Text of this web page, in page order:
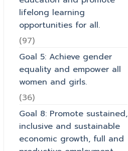
lifelong learning
opportunities for all.
(97)
Goal 5: Achieve gender
equality and empower all
women and girls.
(36)
Goal 8: Promote sustained,
inclusive and sustainable
economic growth, full and